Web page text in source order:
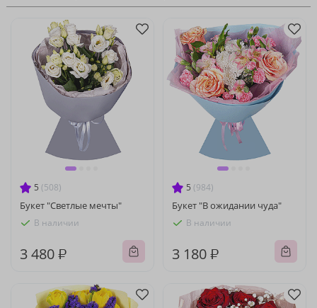
5 (508)
Букет "Светлые мечты"
В наличии
3 480 ₽
5 (984)
Букет "В ожидании чуда"
В наличии
3 180 ₽